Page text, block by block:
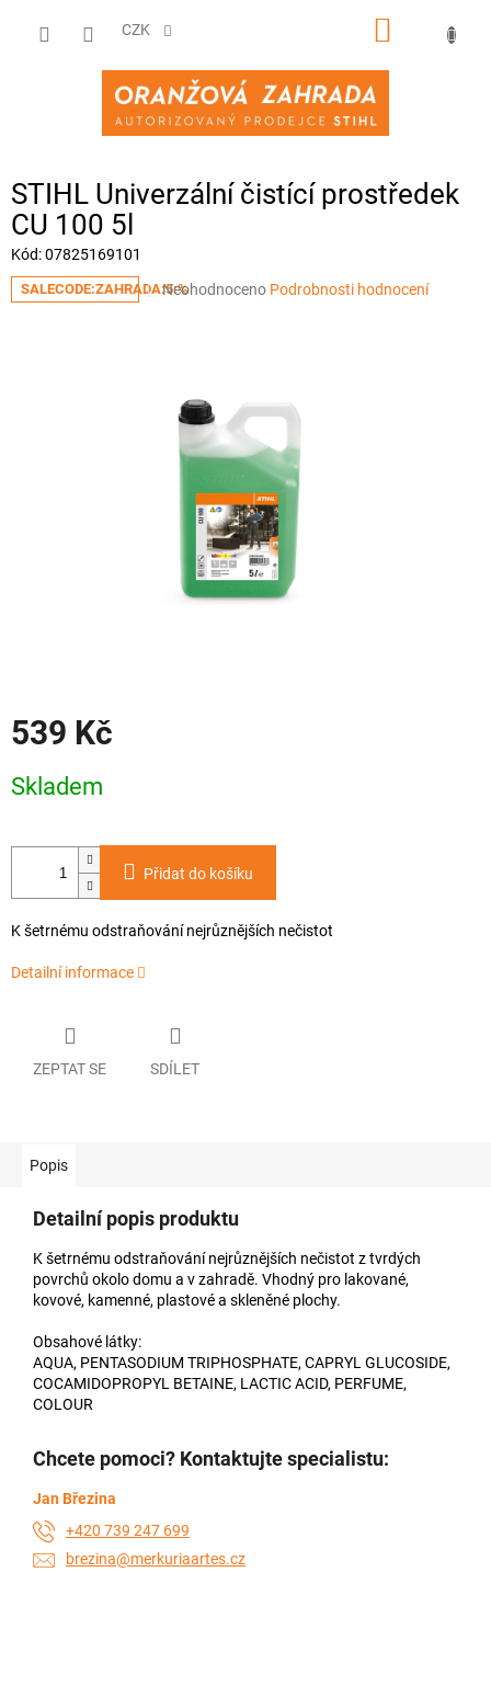
CZK
NÁKUPNÍ
STIHL Univerzální čistící prostředek
CU 100 5l
Kód:07825169101
SALECODE:ZAHRADA:5:%Průměrné
hvězdiček.
Neohodnoceno Podrobnosti hodnocení
539 Kč
cena:
Skladem
Přidat do košíku
K šetrnému odstraňování nejrůznějších nečistot
Detailní informace
ZEPTAT SE SDÍLET
Popis
Detailní popis produktu
K šetrnému odstraňování nejrůznějších nečistot z tvrdých
povrchů okolo domu a v zahradě. Vhodný pro lakované,
kovové, kamenné, plastové a skleněné plochy.
Obsahové látky:
AQUA, PENTASODIUM TRIPHOSPHATE, CAPRYL GLUCOSIDE,
COCAMIDOPROPYL BETAINE, LACTIC ACID, PERFUME,
COLOUR
Chcete pomoci? Kontaktujte specialistu:
Jan Březina
+420 739 247 699
brezina@merkuriaartes.cz